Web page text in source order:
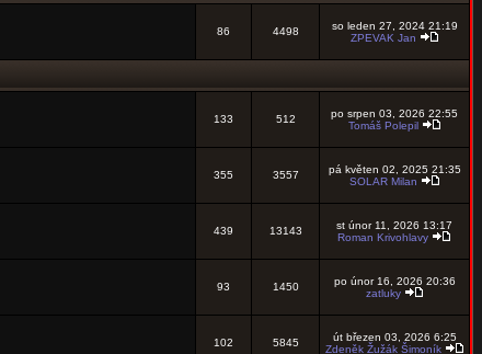
86 4498
so leden 27, 2024 21:19
ZPEVAK Jan
133 512
po srpen 03, 2026 22:55
Tomáš Polepil
355 3557
pá květen 02, 2025 21:35
SOLAR Milan
439 13143
st únor 11, 2026 13:17
Roman Krivohlavy
93 1450
po únor 16, 2026 20:36
zatluky
102 5845
út březen 03, 2026 6:25
Zdeněk Žužák Šimoník